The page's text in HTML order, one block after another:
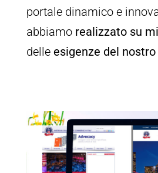
portale dinamico e
abbiamo realizzato su
delle esigenze del